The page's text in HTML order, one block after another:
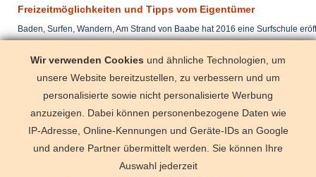
Freizeitmöglichkeiten und Tipps vom Eigentümer
Baden, Surfen, Wandern, Am Strand von Baabe hat 2016 eine Surfschule
Anreise täglich
mit dem Zug
Binz (< 15
Tiefgaragenstellplatz im Haus D / Nr. 8
Deutschland Florida
Wir verwenden Cookies und ähnliche Technologien, um
unsere Website bereitzustellen, zu verbessern und um
personalisierte sowie nicht personalisierte Werbung
anzuzeigen. Dabei können personenbezogene Daten wie
IP-Adresse, Online-Kennungen und Geräte-IDs an Google
und andere Partner übermittelt werden. Sie können Ihre
Auswahl jederzeit